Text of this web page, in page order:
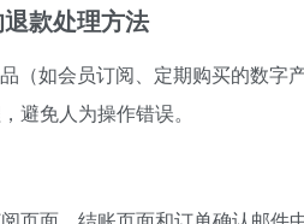
款处理方法
（如会员订阅、定期购买的数字
避免人为操作错误。